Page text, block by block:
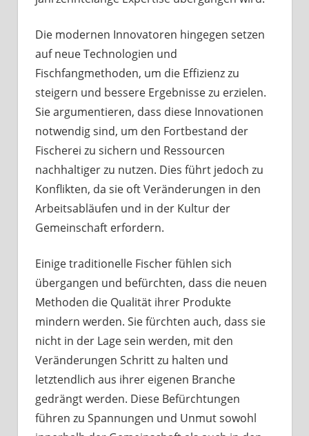
Die modernen Innovatoren hingegen setzen
auf neue Technologien und
Fischfangmethoden, um die Effizienz zu
steigern und bessere Ergebnisse zu erzielen.
Sie argumentieren, dass diese Innovationen
notwendig sind, um den Fortbestand der
Fischerei zu sichern und Ressourcen
nachhaltiger zu nutzen. Dies führt jedoch zu
Konflikten, da sie oft Veränderungen in den
Arbeitsabläufen und in der Kultur der
Gemeinschaft erfordern.
Einige traditionelle Fischer fühlen sich
übergangen und befürchten, dass die neuen
Methoden die Qualität ihrer Produkte
mindern werden. Sie fürchten auch, dass sie
nicht in der Lage sein werden, mit den
Veränderungen Schritt zu halten und
letztendlich aus ihrer eigenen Branche
gedrängt werden. Diese Befürchtungen
führen zu Spannungen und Unmut sowohl